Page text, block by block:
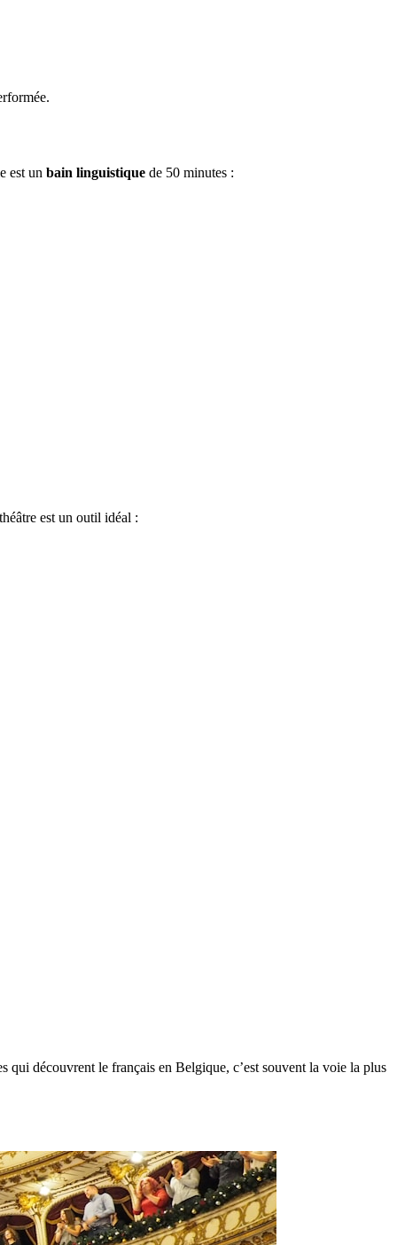
est un bain linguistique de 50 minutes :
est un outil idéal :
qui découvrent le français en Belgique, c’est souvent la voie la plus